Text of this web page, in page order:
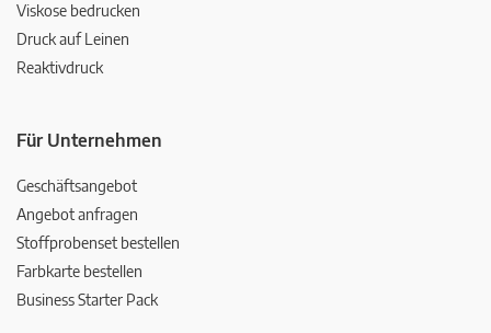
Viskose bedrucken
Druck auf Leinen
Reaktivdruck
Für Unternehmen
Geschäftsangebot
Angebot anfragen
Stoffprobenset bestellen
Farbkarte bestellen
Business Starter Pack